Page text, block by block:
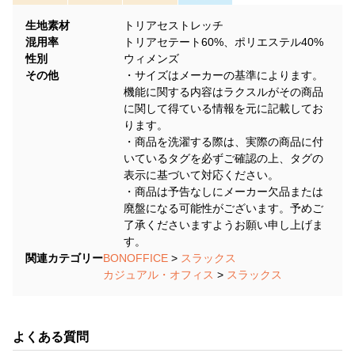
生地素材
トリアセストレッチ
混用率
トリアセテート60%、ポリエステル40%
性別
ウィメンズ
その他
・サイズはメーカーの基準によります。
機能に関する内容はラクスルがその商品
に関して得ている情報を元に記載してお
ります。
・商品を洗濯する際は、実際の商品に付
いているタグを必ずご確認の上、タグの
表示に基づいて対応ください。
・商品は予告なしにメーカー欠品または
廃盤になる可能性がございます。予めご
了承くださいますようお願い申し上げま
す。
関連カテゴリーBONOFFICE > スラックス
カジュアル・オフィス > スラックス
よくある質問